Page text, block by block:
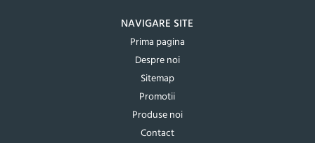
NAVIGARE SITE
Prima pagina
Despre noi
Sitemap
Promotii
Produse noi
Contact